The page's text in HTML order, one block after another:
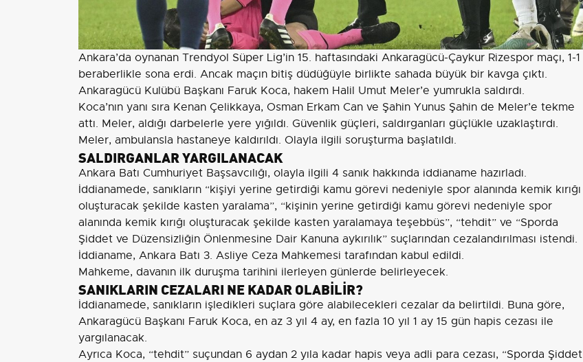
Ankara’da oynanan Trendyol Süper Lig’in 15. haftasındaki Ankaragücü-Çaykur Rizespor maçı, 1-1
beraberlikle sona erdi. Ancak maçın bitiş düdüğüyle birlikte sahada büyük bir kavga çıktı.
Ankaragücü Kulübü Başkanı Faruk Koca, hakem Halil Umut Meler’e yumrukla saldırdı.
Koca’nın yanı sıra Kenan Çelikkaya, Osman Erkam Can ve Şahin Yunus Şahin de Meler’e tekme
attı. Meler, aldığı darbelerle yere yığıldı. Güvenlik güçleri, saldırganları güçlükle uzaklaştırdı.
Meler, ambulansla hastaneye kaldırıldı. Olayla ilgili soruşturma başlatıldı.
SALDIRGANLAR YARGILANACAK
Ankara Batı Cumhuriyet Başsavcılığı, olayla ilgili 4 sanık hakkında iddianame hazırladı.
İddianamede, sanıkların “kişiyi yerine getirdiği kamu görevi nedeniyle spor alanında kemik kırığı
oluşturacak şekilde kasten yaralama”, “kişinin yerine getirdiği kamu görevi nedeniyle spor
alanında kemik kırığı oluşturacak şekilde kasten yaralamaya teşebbüs”, “tehdit” ve “Sporda
Şiddet ve Düzensizliğin Önlenmesine Dair Kanuna aykırılık” suçlarından cezalandırılması istendi.
İddianame, Ankara Batı 3. Asliye Ceza Mahkemesi tarafından kabul edildi.
Mahkeme, davanın ilk duruşma tarihini ilerleyen günlerde belirleyecek.
SANIKLARIN CEZALARI NE KADAR OLABİLİR?
İddianamede, sanıkların işledikleri suçlara göre alabilecekleri cezalar da belirtildi. Buna göre,
Ankaragücü Başkanı Faruk Koca, en az 3 yıl 4 ay, en fazla 10 yıl 1 ay 15 gün hapis cezası ile
yargılanacak.
Ayrıca Koca, “tehdit” suçundan 6 aydan 2 yıla kadar hapis veya adli para cezası, “Sporda Şiddet